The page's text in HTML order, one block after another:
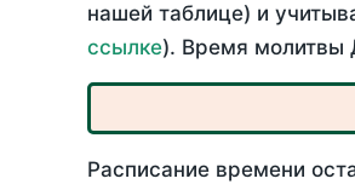
нашей таблице) и
ссылке). Время молитвы
Расписание времени